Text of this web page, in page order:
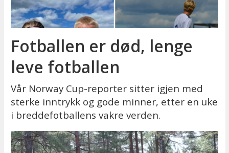
Fotballen er død, lenge
leve fotballen
Vår Norway Cup-reporter sitter igjen med
sterke inntrykk og gode minner, etter en uke
i breddefotballens vakre verden.